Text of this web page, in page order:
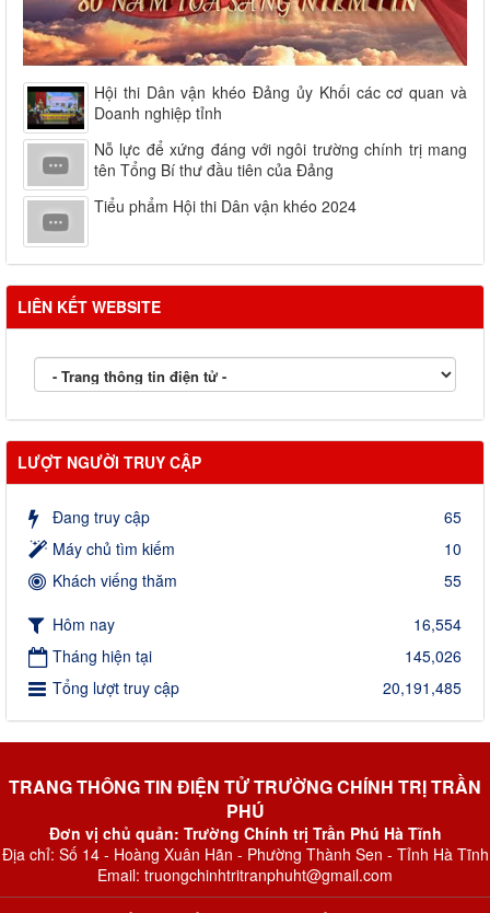
Hội thi Dân vận khéo Đảng ủy Khối các cơ quan và
Doanh nghiệp tỉnh
Nỗ lực để xứng đáng với ngôi trường chính trị mang
tên Tổng Bí thư đầu tiên của Đảng
Tiểu phẩm Hội thi Dân vận khéo 2024
LIÊN KẾT WEBSITE
LƯỢT NGƯỜI TRUY CẬP
Đang truy cập
65
Máy chủ tìm kiếm
10
Khách viếng thăm
55
Hôm nay
16,554
Tháng hiện tại
145,026
Tổng lượt truy cập
20,191,485
TRANG THÔNG TIN ĐIỆN TỬ TRƯỜNG CHÍNH TRỊ TRẦN
PHÚ
Đơn vị chủ quản: Trường Chính trị Trần Phú Hà Tĩnh
Địa chỉ: Số 14 - Hoàng Xuân Hãn - Phường Thành Sen - Tỉnh Hà Tĩnh
Email: truongchinhtritranphuht@gmail.com